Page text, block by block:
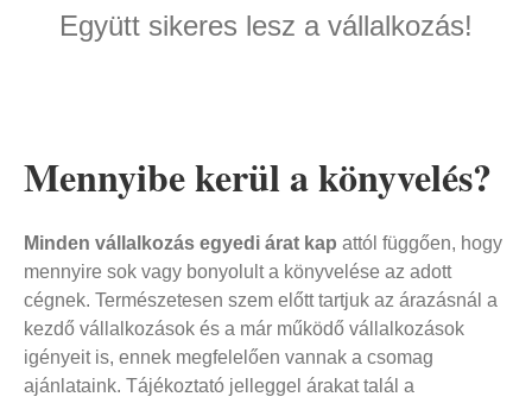
Együtt sikeres lesz a vállalkozás!
Mennyibe kerül a könyvelés?
Minden vállalkozás egyedi árat kap attól függően, hogy
mennyire sok vagy bonyolult a könyvelése az adott
cégnek. Természetesen szem előtt tartjuk az árazásnál a
kezdő vállalkozások és a már működő vállalkozások
igényeit is, ennek megfelelően vannak a csomag
ajánlataink. Tájékoztató jelleggel árakat talál a